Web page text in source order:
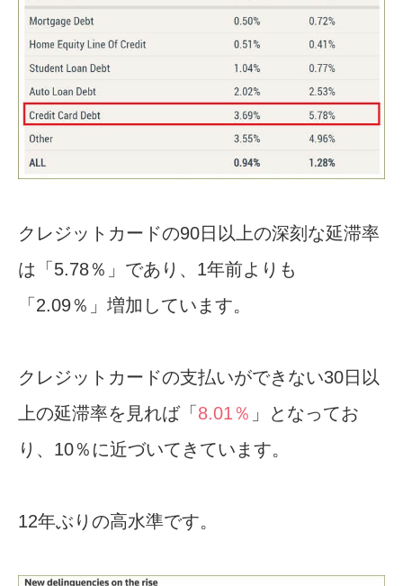
クレジットカードの90日以上の深刻な延滞率
は「5.78％」であり、1年前よりも
「2.09％」増加しています。
クレジットカードの支払いができない30日以
上の延滞率を見れば「 8.01％ 」となってお
り、10％に近づいてきています。
12年ぶりの高水準です。